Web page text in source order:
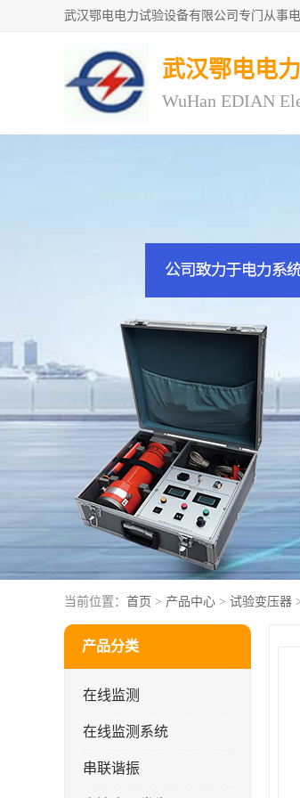
武汉鄂电电
WuHan EDIAN
当前位置： 首页 > 产品中心 > 试验变压器
产品分类
在线监测
在线监测系统
串联谐振